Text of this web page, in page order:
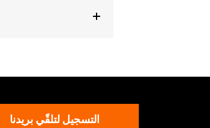
التسجيل لتلقّي بريدنا